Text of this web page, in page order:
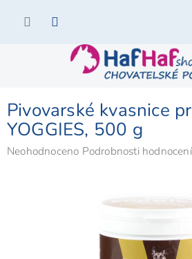
Pivovarské kvasnice
YOGGIES, 500 g
Průměrné
Neohodnoceno Podrobnosti hodnocení